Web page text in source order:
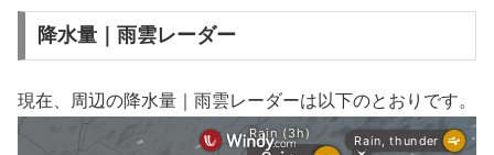
降水量｜雨雲レーダー
現在、周辺の降水量｜雨雲レーダーは以下のとおりです。